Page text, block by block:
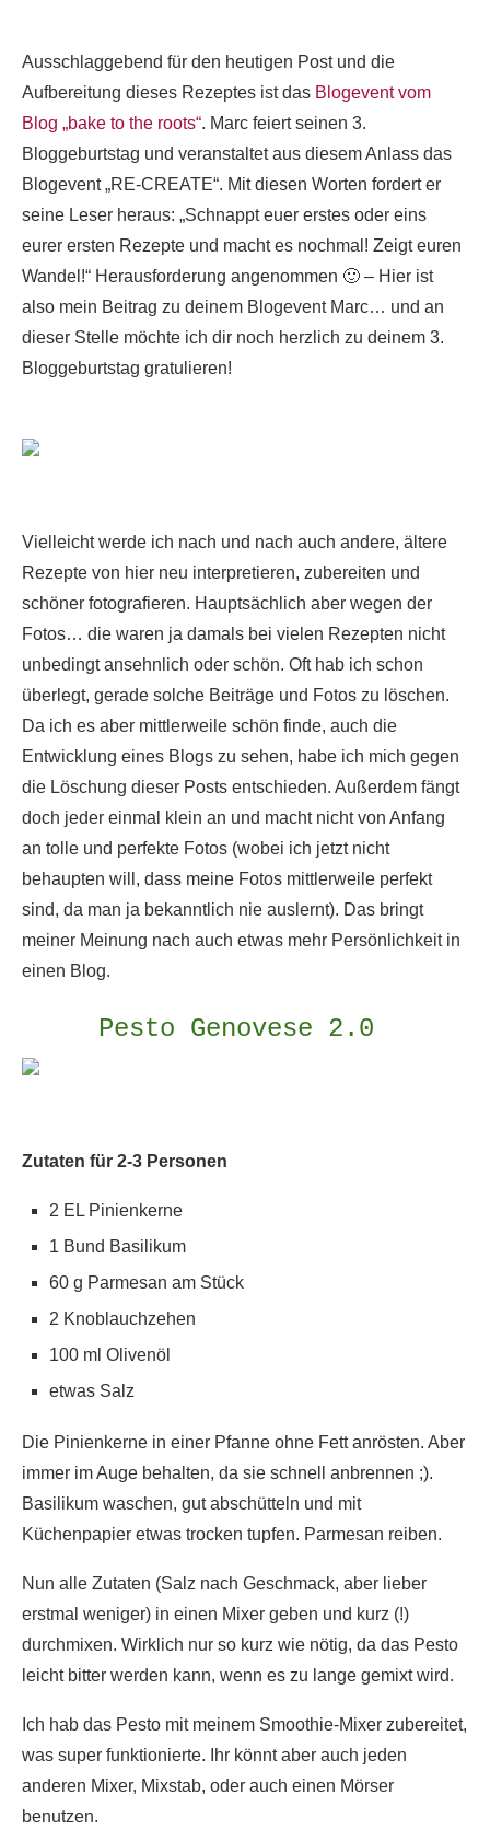
Ausschlaggebend für den heutigen Post und die
Aufbereitung dieses Rezeptes ist das Blogevent vom
Blog „bake to the roots“. Marc feiert seinen 3.
Bloggeburtstag und veranstaltet aus diesem Anlass das
Blogevent „RE-CREATE“. Mit diesen Worten fordert er
seine Leser heraus: „Schnappt euer erstes oder eins
eurer ersten Rezepte und macht es nochmal! Zeigt euren
Wandel!“ Herausforderung angenommen 🙂 – Hier ist
also mein Beitrag zu deinem Blogevent Marc… und an
dieser Stelle möchte ich dir noch herzlich zu deinem 3.
Bloggeburtstag gratulieren!
Vielleicht werde ich nach und nach auch andere, ältere
Rezepte von hier neu interpretieren, zubereiten und
schöner fotografieren. Hauptsächlich aber wegen der
Fotos… die waren ja damals bei vielen Rezepten nicht
unbedingt ansehnlich oder schön. Oft hab ich schon
überlegt, gerade solche Beiträge und Fotos zu löschen.
Da ich es aber mittlerweile schön finde, auch die
Entwicklung eines Blogs zu sehen, habe ich mich gegen
die Löschung dieser Posts entschieden. Außerdem fängt
doch jeder einmal klein an und macht nicht von Anfang
an tolle und perfekte Fotos (wobei ich jetzt nicht
behaupten will, dass meine Fotos mittlerweile perfekt
sind, da man ja bekanntlich nie auslernt). Das bringt
meiner Meinung nach auch etwas mehr Persönlichkeit in
einen Blog.
Pesto Genovese 2.0
Zutaten für 2-3 Personen
2 EL Pinienkerne
1 Bund Basilikum
60 g Parmesan am Stück
2 Knoblauchzehen
100 ml Olivenöl
etwas Salz
Die Pinienkerne in einer Pfanne ohne Fett anrösten. Aber
immer im Auge behalten, da sie schnell anbrennen ;).
Basilikum waschen, gut abschütteln und mit
Küchenpapier etwas trocken tupfen. Parmesan reiben.
Nun alle Zutaten (Salz nach Geschmack, aber lieber
erstmal weniger) in einen Mixer geben und kurz (!)
durchmixen. Wirklich nur so kurz wie nötig, da das Pesto
leicht bitter werden kann, wenn es zu lange gemixt wird.
Ich hab das Pesto mit meinem Smoothie-Mixer zubereitet,
was super funktionierte. Ihr könnt aber auch jeden
anderen Mixer, Mixstab, oder auch einen Mörser
benutzen.